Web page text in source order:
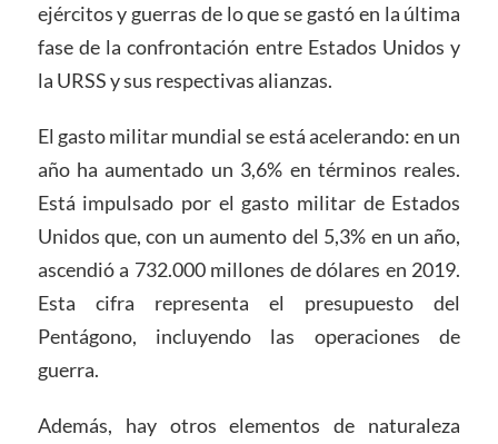
ejércitos y guerras de lo que se gastó en la última
fase de la confrontación entre Estados Unidos y
la URSS y sus respectivas alianzas.
El gasto militar mundial se está acelerando: en un
año ha aumentado un 3,6% en términos reales.
Está impulsado por el gasto militar de Estados
Unidos que, con un aumento del 5,3% en un año,
ascendió a 732.000 millones de dólares en 2019.
Esta cifra representa el presupuesto del
Pentágono, incluyendo las operaciones de
guerra.
Además, hay otros elementos de naturaleza